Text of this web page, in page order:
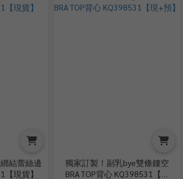
結蕾絲邊
現貨】
獨家訂製！副乳bye雙條鏤空
BRA TOP背心 KQ398531【現